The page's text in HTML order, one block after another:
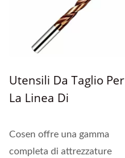
Utensili Da Taglio Per
La Linea Di
Cosen offre una gamma
completa di attrezzature